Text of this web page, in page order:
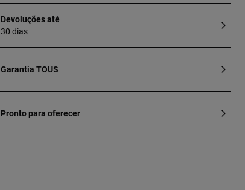
Devoluções até
30 dias
Garantia TOUS
Pronto para oferecer